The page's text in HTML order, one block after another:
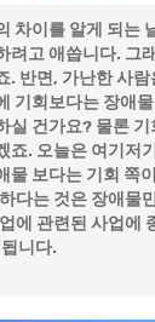
차이를 알게 되는
려고 애씁니다. 그
. 반면, 가난한 사
기회보다는 장애
실 건가요? 물론
죠. 오늘은 여기저
물 보다는 기회 쪽
다는 것은 장애물
에 관련된 사업에
니다.